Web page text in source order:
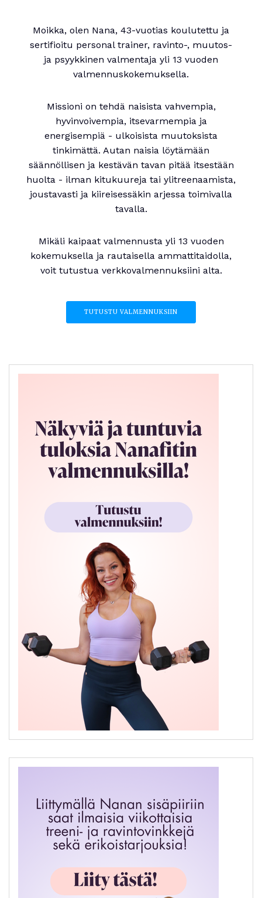
Moikka, olen Nana, 43-vuotias koulutettu ja
sertifioitu personal trainer, ravinto-, muutos-
ja psyykkinen valmentaja yli 13 vuoden
valmennuskokemuksella.
Missioni on tehdä naisista vahvempia,
hyvinvoivempia, itsevarmempia ja
energisempiä - ulkoisista muutoksista
tinkimättä. Autan naisia löytämään
säännöllisen ja kestävän tavan pitää itsestään
huolta - ilman kitukuureja tai ylitreenaamista,
joustavasti ja kiireisessäkin arjessa toimivalla
tavalla.
Mikäli kaipaat valmennusta yli 13 vuoden
kokemuksella ja rautaisella ammattitaidolla,
voit tutustua verkkovalmennuksiini alta.
TUTUSTU VALMENNUKSIIN